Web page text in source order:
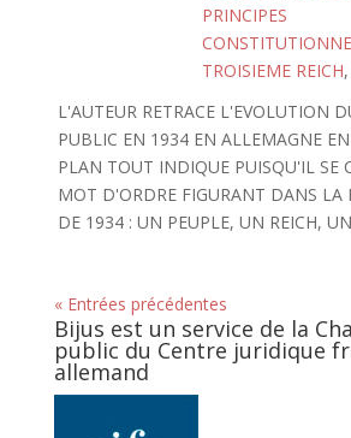
PRINCIPES
TROISIEME REICH,
L'AUTEUR RETRACE L'EVOLUTION
PUBLIC EN 1934 EN ALLEMAGNE
PLAN TOUT INDIQUE PUISQU'IL SE
MOT D'ORDRE FIGURANT DANS LA
DE 1934 : UN PEUPLE, UN REICH,
« Entrées précédentes
Bijus est un service de la
public du Centre juridique
allemand